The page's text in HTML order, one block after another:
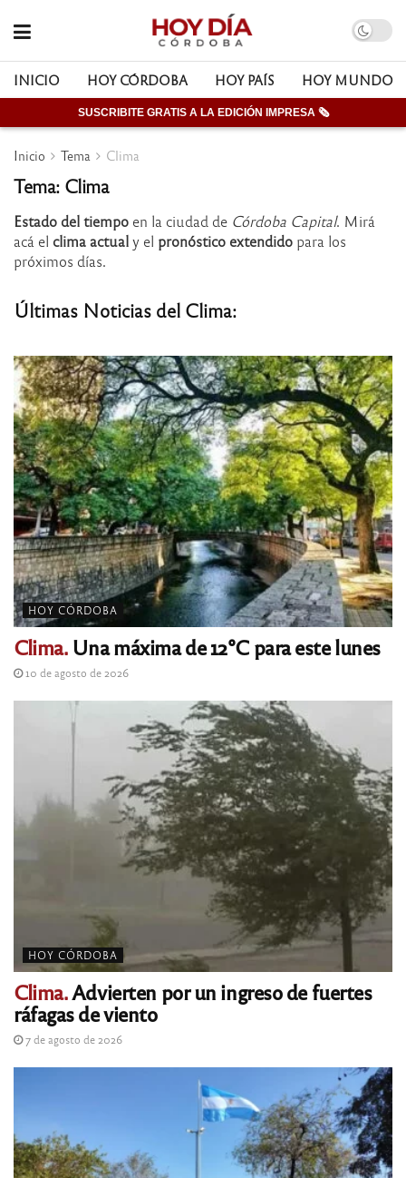
INICIO HOY CÓRDOBA HOY PAÍS HOY MUNDO
SUSCRIBITE GRATIS A LA EDICIÓN IMPRESA 🗞
Inicio Tema Clima
Tema: Clima
Estado del tiempo en la ciudad de Córdoba Capital. Mirá
acá el clima actualy el pronóstico extendido para los
próximos días.
Últimas Noticias del Clima:
HOY CÓRDOBA
Clima.Una máxima de 12°C para este lunes
10 de agosto de 2026
HOY CÓRDOBA
Clima.Advierten por un ingreso de fuertes
ráfagas de viento
7 de agosto de 2026